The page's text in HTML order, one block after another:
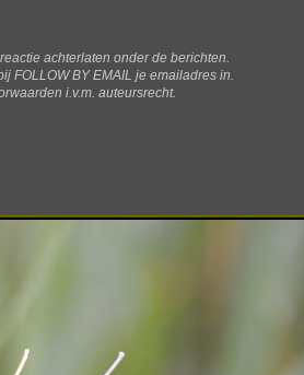
achterlaten onder de berichten.
FOLLOW BY EMAIL je emailadres in.
i.v.m. auteursrecht.